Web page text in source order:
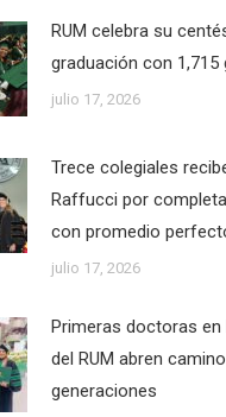
RUM celebra su
graduación con 1,715
julio 17, 2026
Trece colegiales
Raffucci por
con promedio
julio 17, 2026
Primeras doctoras
del RUM abren
generaciones